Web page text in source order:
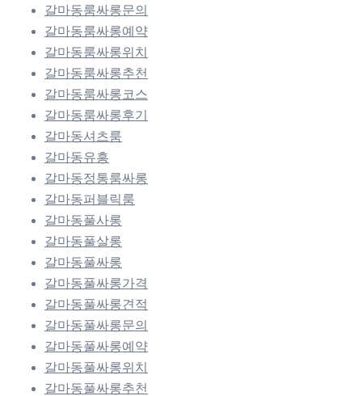
갈마동룸싸롱문의
갈마동룸싸롱예약
갈마동룸싸롱위치
갈마동룸싸롱추천
갈마동룸싸롱코스
갈마동룸싸롱후기
갈마동셔츠룸
갈마동유흥
갈마동정통룸싸롱
갈마동퍼블릭룸
갈마동풀사롱
갈마동풀살롱
갈마동풀싸롱
갈마동풀싸롱가격
갈마동풀싸롱견적
갈마동풀싸롱문의
갈마동풀싸롱예약
갈마동풀싸롱위치
갈마동풀싸롱추천